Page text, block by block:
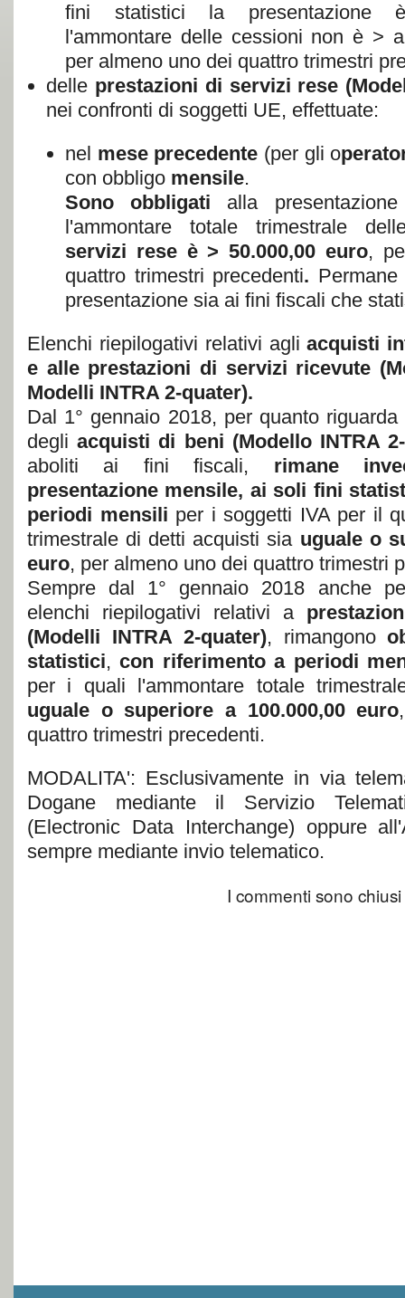
fini statistici la presentazione
l'ammontare delle cessioni non è >
per almeno uno dei quattro trimestri
delle prestazioni di servizi rese
nei confronti di soggetti UE, effettuate:
nel mese precedente (per gli o
con obbligo mensile.
Sono obbligati alla
l'ammontare totale trimestrale
servizi rese è > 50.000,00 euro,
quattro trimestri precedenti.
presentazione sia ai fini fiscali che
Elenchi riepilogativi relativi agliacquisti
e alle prestazioni di servizi ricevute
Modelli INTRA 2-quater).
Dal 1° gennaio 2018, per quanto
degliacquisti di beni (Modello INTRA
aboliti ai fini fiscali, rimane
presentazione mensile, ai soli fini
periodi mensili per i soggetti IVA per il
trimestrale di detti acquisti sia uguale o
euro, per almeno uno dei quattro trimestri
Sempre dal 1° gennaio 2018 anche
elenchi riepilogativi relativi a
(Modelli INTRA 2-quater), rimangono
statistici,con riferimento a periodi
per i quali l'ammontare totale
uguale o superiore a 100.000,00 euro
quattro trimestri precedenti.
MODALITA': Esclusivamente in via
Dogane mediante il Servizio
(Electronic Data Interchange) oppure
sempre mediante invio telematico.
I commenti sono chiusi